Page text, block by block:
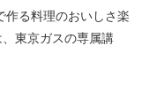
作る料理のおいしさ楽
東京ガスの専属講